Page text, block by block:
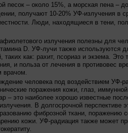
песок – около 15%, а морская пена –
получают 10-20% УФ-излучения в
Люди, находящиеся в тени,
излучения полезны для
D. УФ-лучи также используются
таких как: рахит, псориаз и экзема. Это
и польза от лечения в противовес
врачом.
человека под воздействием УФ-
поражения кожи, глаз,
– это наиболее хорошо известные
В долгосрочной перспективе
фиброзной ткани, поражению
кожи. УФ-радиация также может